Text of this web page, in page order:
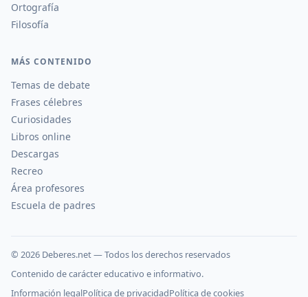
Ortografía
Filosofía
MÁS CONTENIDO
Temas de debate
Frases célebres
Curiosidades
Libros online
Descargas
Recreo
Área profesores
Escuela de padres
© 2026 Deberes.net — Todos los derechos reservados
Contenido de carácter educativo e informativo.
Información legalPolítica de privacidadPolítica de cookies